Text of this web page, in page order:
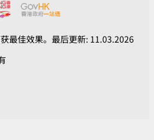
最佳效果。最后更新: 11.03.2026